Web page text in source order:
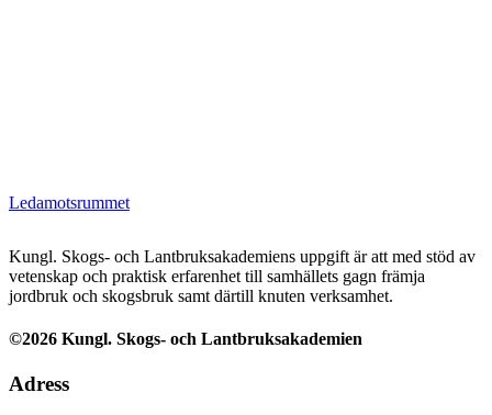
Ledamotsrummet
Kungl. Skogs- och Lantbruksakademiens uppgift är att med stöd av
vetenskap och praktisk erfarenhet till samhällets gagn främja
jordbruk och skogsbruk samt därtill knuten verksamhet.
©2026 Kungl. Skogs- och Lantbruksakademien
Adress